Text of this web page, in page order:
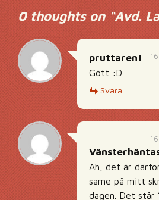
0 thoughts on “Avd.
pruttaren!
Gött :D
Svara
Ah, det är
same på mitt
dagen. Det står